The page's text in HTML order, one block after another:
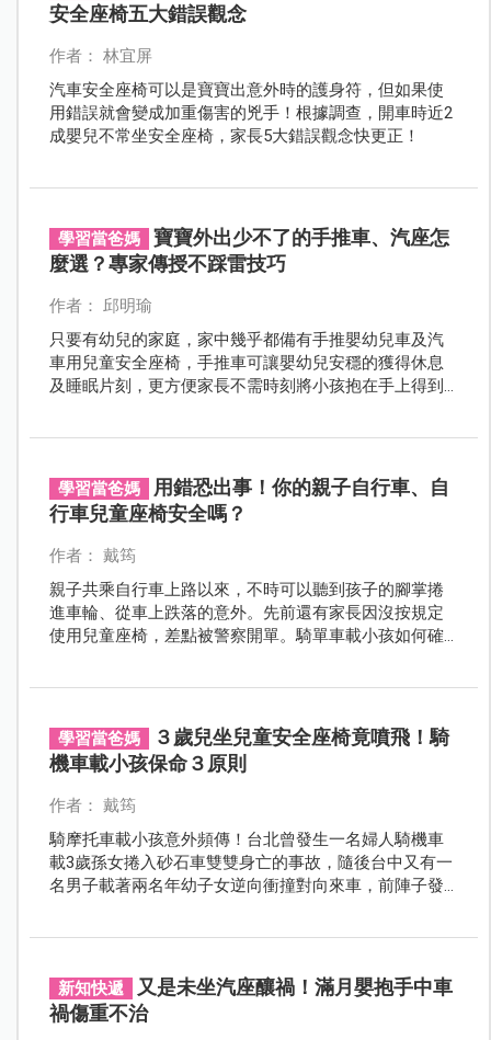
安全座椅五大錯誤觀念
作者： 林宜屏
汽車安全座椅可以是寶寶出意外時的護身符，但如果使
用錯誤就會變成加重傷害的兇手！根據調查，開車時近2
成嬰兒不常坐安全座椅，家長5大錯誤觀念快更正！
學習當爸媽
寶寶外出少不了的手推車、汽座怎
麼選？專家傳授不踩雷技巧
作者： 邱明瑜
只要有幼兒的家庭，家中幾乎都備有手推嬰幼兒車及汽
車用兒童安全座椅，手推車可讓嬰幼兒安穩的獲得休息
及睡眠片刻，更方便家長不需時刻將小孩抱在手上得到
學習當爸媽
用錯恐出事！你的親子自行車、自
行車兒童座椅安全嗎？
作者： 戴筠
親子共乘自行車上路以來，不時可以聽到孩子的腳掌捲
進車輪、從車上跌落的意外。先前還有家長因沒按規定
使用兒童座椅，差點被警察開單。騎單車載小孩如何確
學習當爸媽
３歲兒坐兒童安全座椅竟噴飛！騎
機車載小孩保命３原則
作者： 戴筠
騎摩托車載小孩意外頻傳！台北曾發生一名婦人騎機車
載3歲孫女捲入砂石車雙雙身亡的事故，隨後台中又有一
名男子載著兩名年幼子女逆向衝撞對向來車，前陣子發
新知快遞
又是未坐汽座釀禍！滿月嬰抱手中車
禍傷重不治